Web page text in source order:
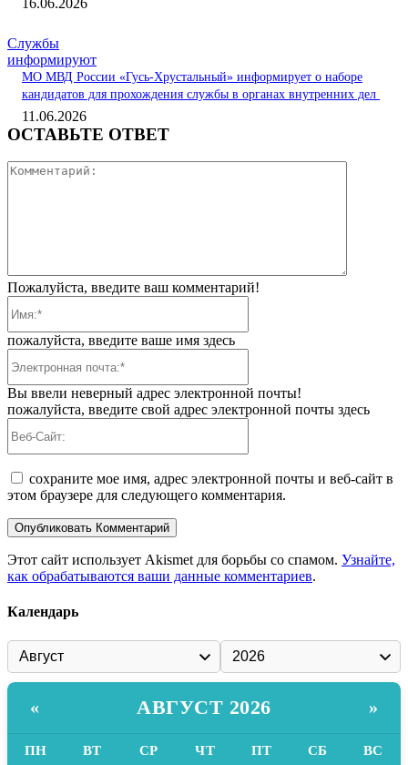
Службы
информируют
МО МВД России «Гусь-Хрустальный» информирует о наборе
кандидатов для прохождения службы в органах внутренних дел
11.06.2026
ОСТАВЬТЕ ОТВЕТ
Пожалуйста, введите ваш комментарий!
пожалуйста, введите ваше имя здесь
Вы ввели неверный адрес электронной почты!
пожалуйста, введите свой адрес электронной почты здесь
сохраните мое имя, адрес электронной почты и веб-сайт в
этом браузере для следующего комментария.
Этот сайт использует Akismet для борьбы со спамом. Узнайте,
как обрабатываются ваши данные комментариев.
Календарь
« АВГУСТ 2026 »
ПН ВТ СР ЧТ ПТ СБ ВС